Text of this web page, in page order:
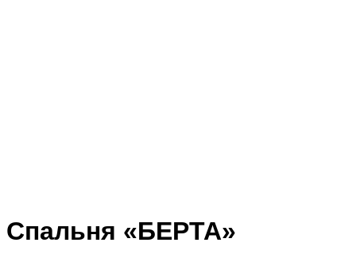
Спальня «БЕРТА»